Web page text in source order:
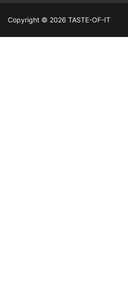
Copyright © 2026 TASTE-OF-IT